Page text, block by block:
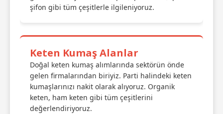
şifon gibi tüm çeşitlerle ilgileniyoruz.
Keten Kumaş Alanlar
Doğal keten kumaş alımlarında sektörün önde
gelen firmalarından biriyiz. Parti halindeki keten
kumaşlarınızı nakit olarak alıyoruz. Organik
keten, ham keten gibi tüm çeşitlerini
değerlendiriyoruz.